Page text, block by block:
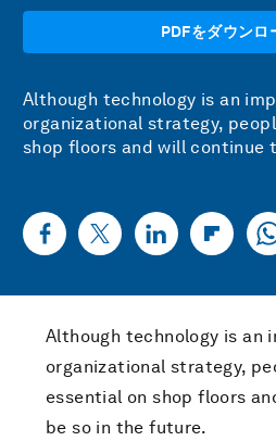
PDFをダウンロ
Although technology is an
organizational strategy,
shop floors and will continue
Although technology is an
organizational strategy,
essential on shop floors
be so in the future.